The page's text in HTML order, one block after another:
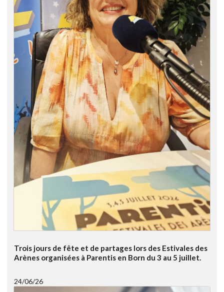
Trois jours de fête et de partages lors des Estivales des
Arènes organisées à Parentis en Born du 3 au 5 juillet.
24/06/26